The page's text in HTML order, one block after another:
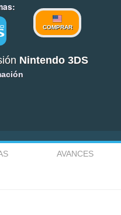
COMPRAR
Nintendo 3DS
AVANCES